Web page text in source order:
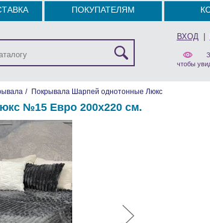
ПОКУПАТЕЛЯМ
ВХОД|
чтобы
/ Покрывала Шарпей однотонные Люкс
№15 Евро 200х220 см.